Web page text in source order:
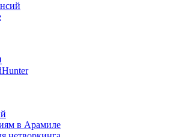
в Арамиле